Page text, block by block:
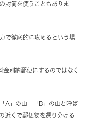
封筒を使うこともありま
で徹底的に攻めるという場
別納郵便にするのではなく
A」の山・「B」の山と呼ば
近くで郵便物を選り分ける